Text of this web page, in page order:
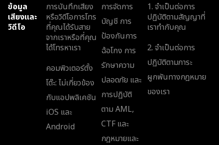
ข้อมูล
เสียงและ
วิดีโอ
การบันทึกเสียง
หรือวิดีโอการโทร
ที่คุณได้รับสาย
จากเราหรือที่คุณ
ได้โทรหาเรา
คอมพิวเตอร์ตั้ง
โต๊ะ: ไม่เกี่ยวข้อง
กับแอปพลิเคชัน
iOS และ
Android
การจัดการ
บัญชี การ
ป้องกันการ
ฉ้อโกง การ
รักษาความ
ปลอดภัย และ
การปฏิบัติ
ตาม AML,
CTF และ
กฎหมายและ
1. จำเป็นต่อการ
ปฏิบัติตามสัญญาที่
เราทำกับคุณ
2. จำเป็นต่อการ
ปฏิบัติตามภาระ
ผูกพันทางกฎหมาย
ของเรา